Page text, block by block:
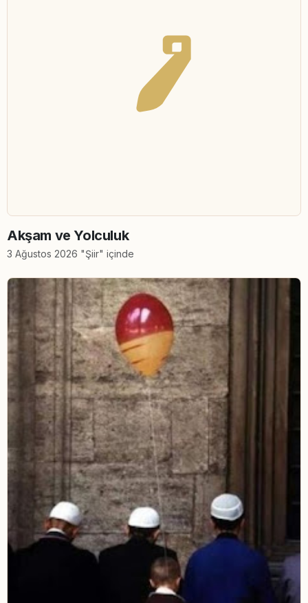
Akşam ve Yolculuk
3 Ağustos 2026 "Şiir" içinde